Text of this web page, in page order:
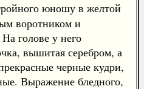
юношу в желтой
воротником и
голове у него
вышитая серебром, а
черные кудри,
Выражение бледного,